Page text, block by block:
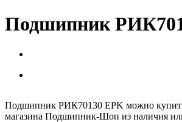
Подшипник
Подшипник РИК70130 EPK можно
магазина Подшипник-Шоп из наличия